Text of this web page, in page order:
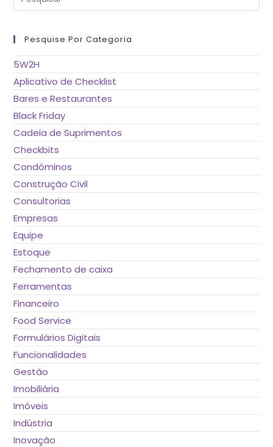
Pesquise Por Categoria
5W2H
Aplicativo de Checklist
Bares e Restaurantes
Black Friday
Cadeia de Suprimentos
Checkbits
Condôminos
Construção Civil
Consultorias
Empresas
Equipe
Estoque
Fechamento de caixa
Ferramentas
Financeiro
Food Service
Formulários Digitais
Funcionalidades
Gestão
Imobiliária
Imóveis
Indústria
Inovação